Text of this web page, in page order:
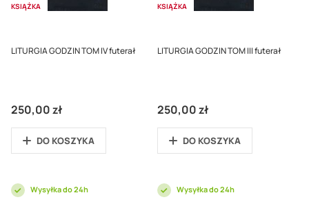
KSIĄŻKA
LITURGIA GODZIN TOM IV futerał
250,00 zł
DO KOSZYKA
Wysyłka do 24h
KSIĄŻKA
LITURGIA GODZIN TOM III futerał
250,00 zł
DO KOSZYKA
Wysyłka do 24h